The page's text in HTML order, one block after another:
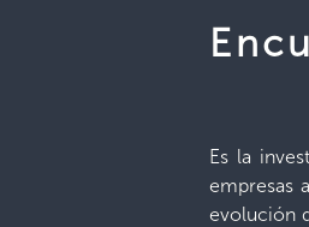
Es la
empresas
evolución